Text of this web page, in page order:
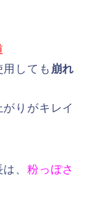
しても 崩れ
りがキレイ
は、粉っぽさ